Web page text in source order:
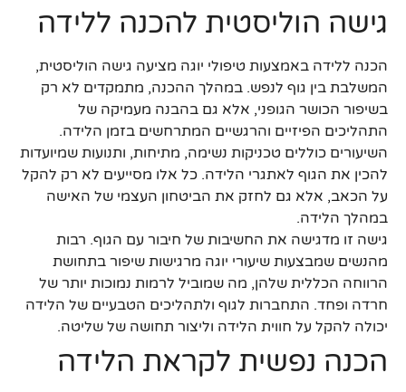
גישה הוליסטית להכנה ללידה
הכנה ללידה באמצעות טיפולי יוגה מציעה גישה הוליסטית,
המשלבת בין גוף לנפש. במהלך ההכנה, מתמקדים לא רק
בשיפור הכושר הגופני, אלא גם בהבנה מעמיקה של
התהליכים הפיזיים והרגשיים המתרחשים בזמן הלידה.
השיעורים כוללים טכניקות נשימה, מתיחות, ותנועות שמיועדות
להכין את הגוף לאתגרי הלידה. כל אלו מסייעים לא רק להקל
על הכאב, אלא גם לחזק את הביטחון העצמי של האישה
במהלך הלידה.
גישה זו מדגישה את החשיבות של חיבור עם הגוף. רבות
מהנשים שמבצעות שיעורי יוגה מרגישות שיפור בתחושת
הרווחה הכללית שלהן, מה שמוביל לרמות נמוכות יותר של
חרדה ופחד. התחברות לגוף ולתהליכים הטבעיים של הלידה
יכולה להקל על חווית הלידה וליצור תחושה של שליטה.
הכנה נפשית לקראת הלידה